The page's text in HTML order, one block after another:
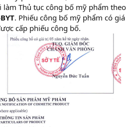
làm Thủ tục công bố mỹ phẩm theo
. Phiếu công bố mỹ phẩm có giá
cấp phiếu công bố.